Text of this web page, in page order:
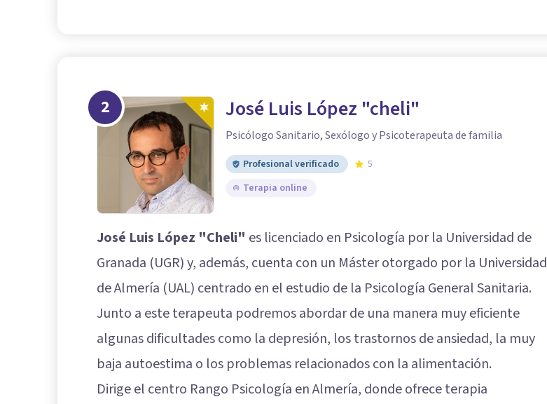
2 José Luis López "cheli"
Psicólogo Sanitario, Sexólogo y Psicoterapeuta de familia
Profesional verificado
5
Terapia online
José Luis López "Cheli" es licenciado en Psicología por la Universidad de
Granada (UGR) y, además, cuenta con un Máster otorgado por la Universidad
de Almería (UAL) centrado en el estudio de la Psicología General Sanitaria.
Junto a este terapeuta podremos abordar de una manera muy eficiente
algunas dificultades como la depresión, los trastornos de ansiedad, la muy
baja autoestima o los problemas relacionados con la alimentación.
Dirige el centro Rango Psicología en Almería, donde ofrece terapia